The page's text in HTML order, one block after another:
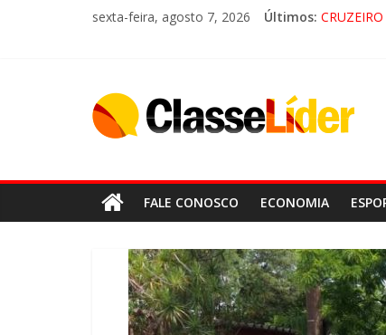
sexta-feira, agosto 7, 2026 Últimos:
ACESSO
🚨
FALE CONOSCO ECONOMIA